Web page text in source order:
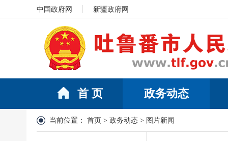
中国政府网 新疆政府网
首 页 政务动态
当前位置： 首页 > 政务动态 > 图片新闻